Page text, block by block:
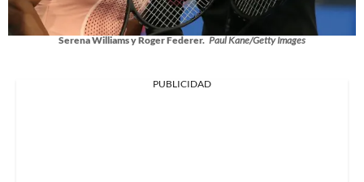
Serena Williams y Roger Federer. Paul Kane/Getty Images
PUBLICIDAD